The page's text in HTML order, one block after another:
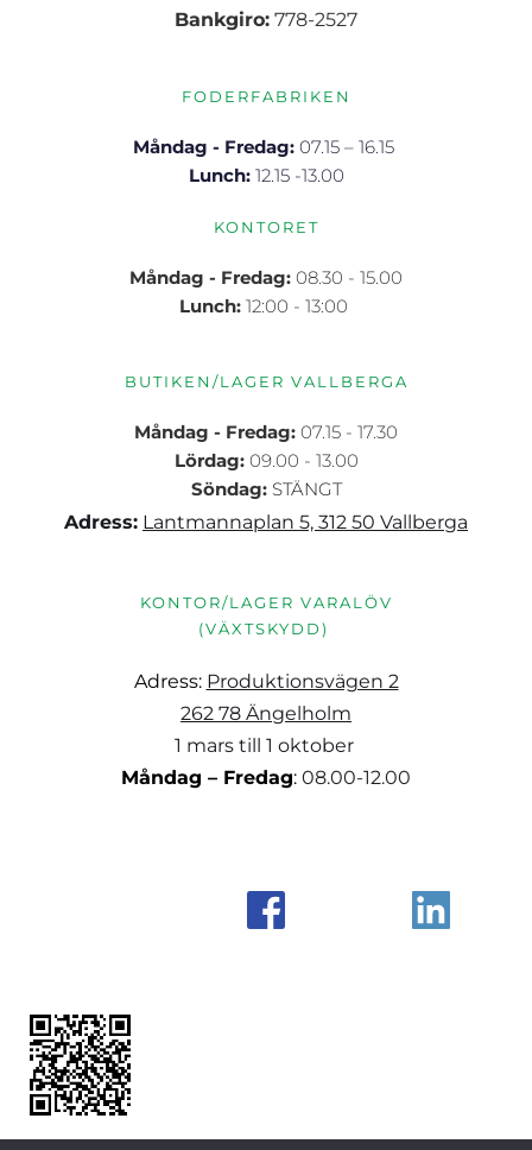
Bankgiro: 778-2527
FODERFABRIKEN
Måndag - Fredag: 07.15 – 16.15
Lunch: 12.15 -13.00
KONTORET
Måndag - Fredag: 08.30 - 15.00
Lunch: 12:00 - 13:00
BUTIKEN/LAGER VALLBERGA
Måndag - Fredag: 07.15 - 17.30
Lördag: 09.00 - 13.00
Söndag: STÄNGT
Adress: Lantmannaplan 5, 312 50 Vallberga
KONTOR/LAGER VARALÖV
(VÄXTSKYDD)
Adress: Produktionsvägen 2
262 78 Ängelholm
1 mars till 1 oktober
Måndag – Fredag: 08.00-12.00